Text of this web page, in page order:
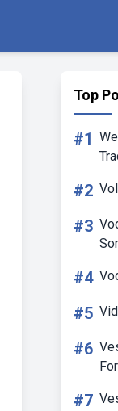
Top
#1
#2
#3
#4
#5
#6
#7